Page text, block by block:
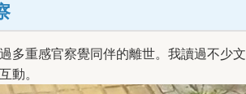
多重感官察覺同伴的離世。我讀過不少文
動。